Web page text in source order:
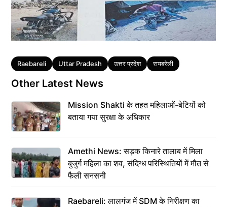
Tags
Raebareli Uttar Pradesh उत्तर प्रदेश रायबरेली
Other Latest News
Mission Shakti के तहत महिलाओं-बेटियों को
बताया गया सुरक्षा के अधिकार
Amethi News: सड़क किनारे तालाब में मिला
बुजुर्ग महिला का शव, संदिग्ध परिस्थितियों में मौत से
फैली सनसनी
Raebareli: लालगंज में SDM के निरीक्षण का